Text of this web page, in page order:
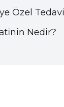
Özel Tedavi
Nedir?